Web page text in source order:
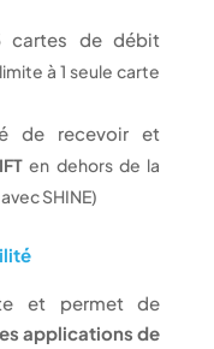
cartes de débit
à 1 seule carte
de recevoir et
en dehors de la
SHINE)
et permet de
applications de